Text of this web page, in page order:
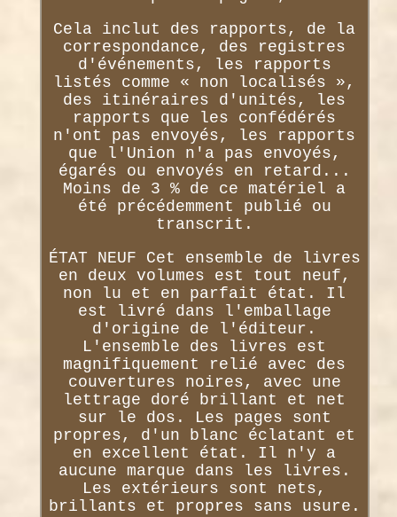
Cela inclut des rapports, de la
correspondance, des registres
d'événements, les rapports
listés comme « non localisés »,
des itinéraires d'unités, les
rapports que les confédérés
n'ont pas envoyés, les rapports
que l'Union n'a pas envoyés,
égarés ou envoyés en retard...
Moins de 3 % de ce matériel a
été précédemment publié ou
transcrit.
ÉTAT NEUF Cet ensemble de livres
en deux volumes est tout neuf,
non lu et en parfait état. Il
est livré dans l'emballage
d'origine de l'éditeur.
L'ensemble des livres est
magnifiquement relié avec des
couvertures noires, avec une
lettrage doré brillant et net
sur le dos. Les pages sont
propres, d'un blanc éclatant et
en excellent état. Il n'y a
aucune marque dans les livres.
Les extérieurs sont nets,
brillants et propres sans usure.